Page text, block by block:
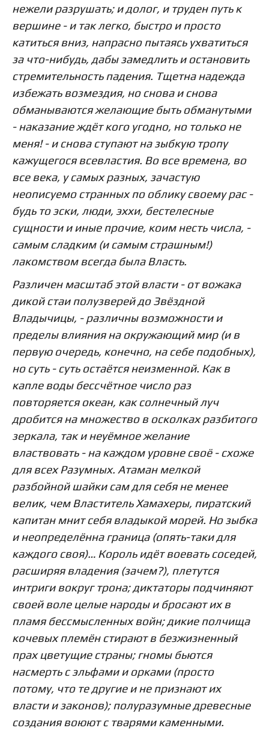
нежели разрушать; и долог, и труден путь к
вершине - и так легко, быстро и просто
катиться вниз, напрасно пытаясь ухватиться
за что-нибудь, дабы замедлить и остановить
стремительность падения. Тщетна надежда
избежать возмездия, но снова и снова
обманываются желающие быть обманутыми
- наказание ждёт кого угодно, но только не
меня! - и снова ступают на зыбкую тропу
кажущегося всевластия. Во все времена, во
все века, у самых разных, зачастую
неописуемо странных по облику своему рас -
будь то эски, люди, эххи, бестелесные
сущности и иные прочие, коим несть числа, -
самым сладким (и самым страшным!)
лакомством всегда была Власть.
Различен масштаб этой власти - от вожака
дикой стаи полузверей до Звёздной
Владычицы, - различны возможности и
пределы влияния на окружающий мир (и в
первую очередь, конечно, на себе подобных),
но суть - суть остаётся неизменной. Как в
капле воды бессчётное число раз
повторяется океан, как солнечный луч
дробится на множество в осколках разбитого
зеркала, так и неуёмное желание
властвовать - на каждом уровне своё - схоже
для всех Разумных. Атаман мелкой
разбойной шайки сам для себя не менее
велик, чем Властитель Хамахеры, пиратский
капитан мнит себя владыкой морей. Но зыбка
и неопределённа граница (опять-таки для
каждого своя)… Король идёт воевать соседей,
расширяя владения (зачем?), плетутся
интриги вокруг трона; диктаторы подчиняют
своей воле целые народы и бросают их в
пламя бессмысленных войн; дикие полчища
кочевых племён стирают в безжизненный
прах цветущие страны; гномы бьются
насмерть с эльфами и орками (просто
потому, что те другие и не признают их
власти и законов); полуразумные древесные
создания воюют с тварями каменными.